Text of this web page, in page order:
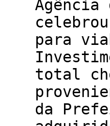
Agência
para
total
da